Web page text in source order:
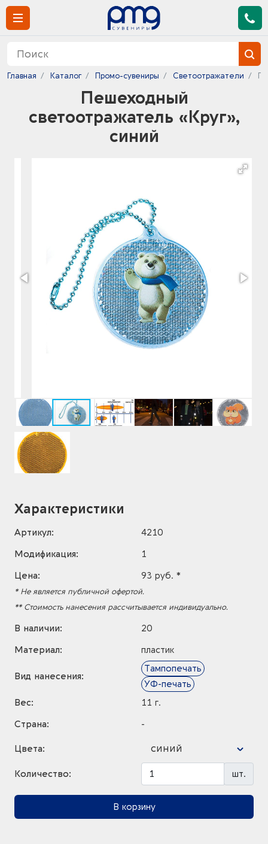
Главная Каталог Промо-сувениры Светоотражатели
Пешеходный
светоотражатель «Круг»,
синий
Характеристики
Артикул:
4210
Модификация:
1
Цена:
93 руб. *
* Не является публичной офертой.
** Стоимость нанесения рассчитывается индивидуально.
В наличии:
20
Материал:
пластик
Вид нанесения:
Тампопечать
УФ-печать
Вес:
11 г.
Страна:
-
Цвета: синий
Количество: шт.
В корзину